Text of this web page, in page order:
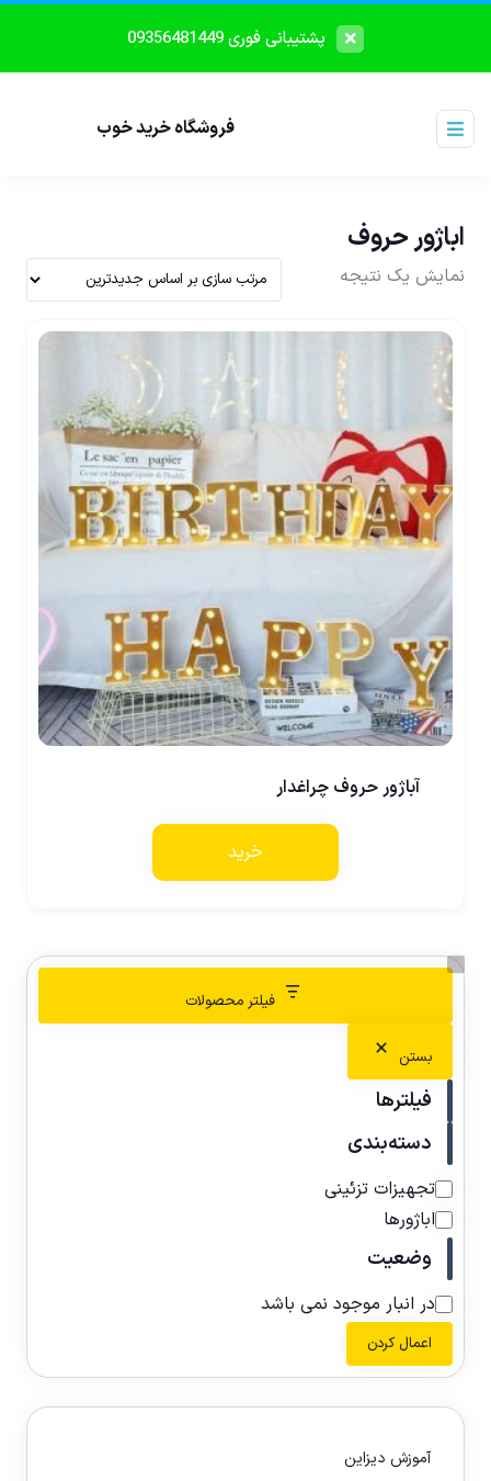
پشتیبانی فوری 09356481449
فروشگاه خرید خوب
اباژور حروف
نمایش یک نتیجه
آباژور حروف چراغدار
خرید
فیلتر محصولات
بستن
فیلترها
دسته‌بندی
تجهیزات تزئینی
اباژورها
وضعیت
در انبار موجود نمی باشد
اعمال کردن
آموزش دیزاین